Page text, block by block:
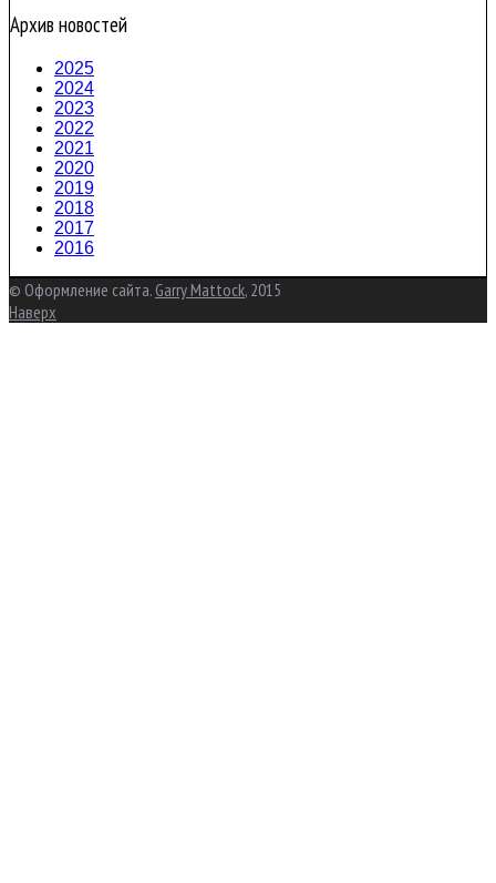
Архив новостей
2025
2024
2023
2022
2021
2020
2019
2018
2017
2016
© Оформление сайта. Garry Mattock, 2015
Наверх